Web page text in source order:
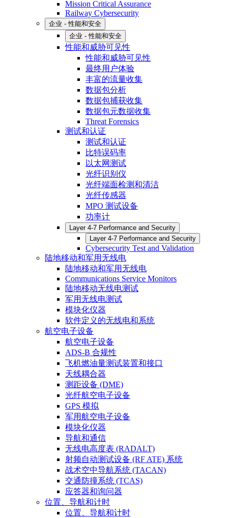
Mission Critical Assurance
Railway Cybersecurity
企业 - 性能和安全
企业 - 性能和安全
性能和威胁可见性
性能和威胁可见性
最终用户体验
丰富的流量收集
数据包分析
数据包捕获收集
数据包元数据收集
Threat Forensics
测试和认证
测试和认证
比特误码率
以太网测试
光纤识别仪
光纤端面检测和清洁
光纤传感器
MPO 测试设备
功率计
Layer 4-7 Performance and Security
Layer 4-7 Performance and Security
Cybersecurity Test and Validation
陆地移动和军用无线电
陆地移动和军用无线电
Communications Service Monitors
陆地移动无线电测试
军用无线电测试
模块化仪器
软件定义的无线电和系统
航空电子设备
航空电子设备
ADS-B 合规性
飞机燃油量测试装置和接口
天线耦合器
测距设备 (DME)
光纤航空电子设备
GPS 模拟
军用航空电子设备
模块化仪器
导航和通信
无线电高度表 (RADALT)
射频自动测试设备 (RF ATE) 系统
战术空中导航系统 (TACAN)
交通防撞系统 (TCAS)
应答器和询问器
位置、导航和计时
位置、导航和计时